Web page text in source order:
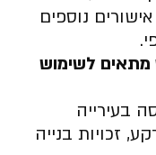
נוספים
מתאים לשימוש
בעירייה
זכויות בנייה